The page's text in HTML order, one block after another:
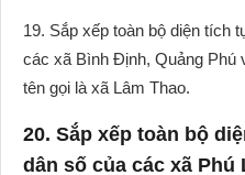
19. Sắp xếp toàn bộ diện tích
các xã Bình Định, Quảng Phú
tên gọi là xã Lâm Thao.
20. Sắp xếp toàn bộ
dân số của các xã